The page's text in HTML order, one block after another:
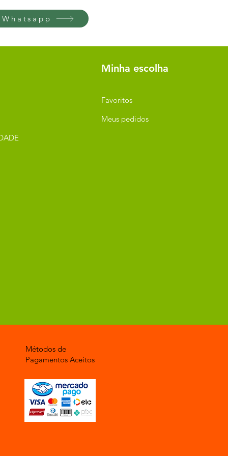
Minha escolha
Favoritos
Meus pedidos
Métodos de
Pagamentos Aceitos